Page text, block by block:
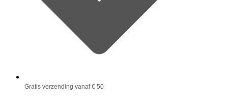
Gratis verzending vanaf € 50